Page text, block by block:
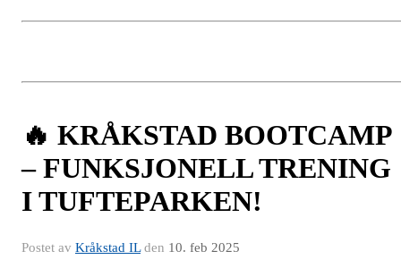
🔥 KRÅKSTAD BOOTCAMP
– FUNKSJONELL TRENING
I TUFTEPARKEN!
Postet av Kråkstad ILden 10. feb 2025